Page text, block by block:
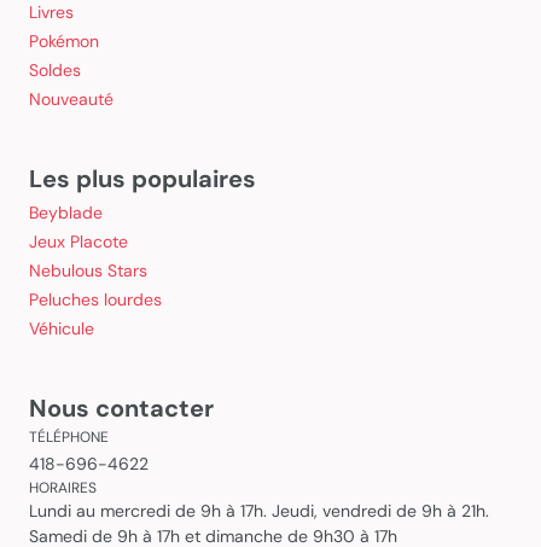
Livres
Pokémon
Soldes
Nouveauté
Les plus populaires
Beyblade
Jeux Placote
Nebulous Stars
Peluches lourdes
Véhicule
Nous contacter
TÉLÉPHONE
418-696-4622
HORAIRES
Lundi au mercredi de 9h à 17h. Jeudi, vendredi de 9h à 21h.
Samedi de 9h à 17h et dimanche de 9h30 à 17h